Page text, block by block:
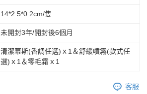
14*2.5*0.2cm/隻
未開封3年/開封後6個月
清潔幕斯(香調任選)ｘ1＆舒緩噴霧(款式任
選)ｘ1＆零毛霜ｘ1
客服